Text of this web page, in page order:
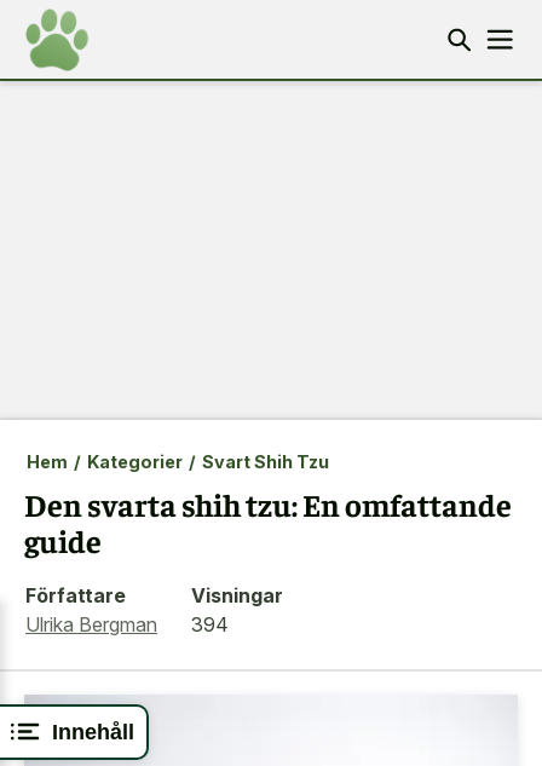
Innehåll
Hem / Kategorier / Svart Shih Tzu
Den svarta shih tzu: En omfattande
guide
Författare
Ulrika Bergman
Visningar
394